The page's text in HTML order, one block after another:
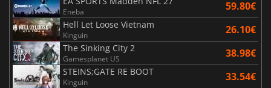
Eneba 59.80€
Hell Let Loose Vietnam
Kinguin 26.10€
The Sinking City 2
Gamesplanet US 38.98€
STEINS;GATE RE BOOT
Kinguin 33.54€